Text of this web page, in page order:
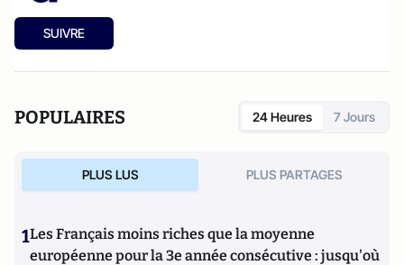
SUIVRE
POPULAIRES 24 Heures 7 Jours
PLUS LUS PLUS PARTAGES
1Les Français moins riches que la moyenne
européenne pour la 3e année consécutive : jusqu'où